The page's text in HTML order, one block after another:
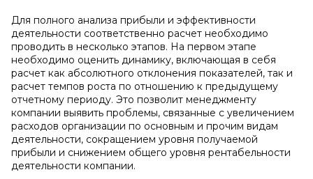
Для полного анализа прибыли и эффективности
деятельности соответственно расчет необходимо
проводить в несколько этапов. На первом этапе
необходимо оценить динамику, включающая в себя
расчет как абсолютного отклонения показателей, так и
расчет темпов роста по отношению к предыдущему
отчетному периоду. Это позволит менеджменту
компании выявить проблемы, связанные с увеличением
расходов организации по основным и прочим видам
деятельности, сокращением уровня получаемой
прибыли и снижением общего уровня рентабельности
деятельности компании.